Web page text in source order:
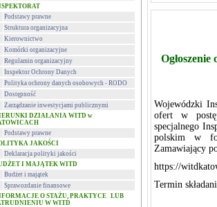
Podstawy prawne
Struktura organizacyjna
Kierownictwo
Komórki organizacyjne
Regulamin organizacyjny
Inspektor Ochrony Danych
Polityka ochrony danych osobowych - RODO
Dostępność
Zarządzanie inwestycjami publicznymi
DZIAŁANIA WITD w
Podstawy prawne
JAKOŚCI
Deklaracja polityki jakości
I MAJĄTEK WITD
Budżet i majątek
Sprawozdanie finansowe
O STAŻU, PRAKTYCE LUB
W WITD
Wojewódzki
ofert w
specjalnego
polskim w
Zamawiający
https://
Termin